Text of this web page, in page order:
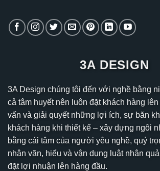
3A DESIGN
3A Design chúng tôi đến với nghề bằng
cả tâm huyết nên luôn đặt khách hàng
vấn và giải quyết những lợi ích, sự băn
khách hàng khi thiết kế – xây dựng ngôi
bằng cái tâm của người yêu nghề, quý
nhân văn, hiểu và vận dụng luật nhân
đặt lợi nhuận lên hàng đầu.